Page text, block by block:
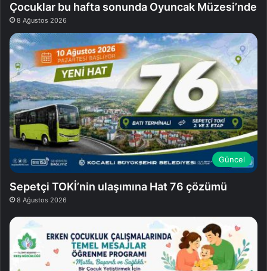
Çocuklar bu hafta sonunda Oyuncak Müzesi’nde
8 Ağustos 2026
Güncel
Sepetçi TOKİ’nin ulaşımına Hat 76 çözümü
8 Ağustos 2026